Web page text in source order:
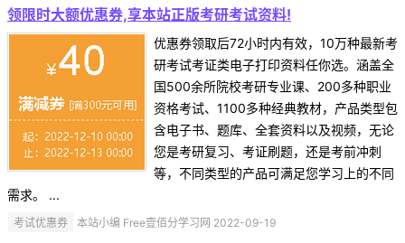
领限时大额优惠券,享本站正版考研考试资料!
优惠券领取后72小时内有效，10万种最新考
研考试考证类电子打印资料任你选。涵盖全
国500余所院校考研专业课、200多种职业
资格考试、1100多种经典教材，产品类型包
含电子书、题库、全套资料以及视频，无论
您是考研复习、考证刷题，还是考前冲刺
等，不同类型的产品可满足您学习上的不同
需求。 ...
考试优惠券 本站小编 Free壹佰分学习网 2022-09-19